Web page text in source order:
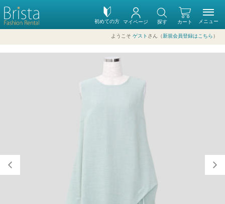
初めての方 カート
マイページ 探す
ようこそ ゲスト さん（新規会員登録はこちら ）
メニュー